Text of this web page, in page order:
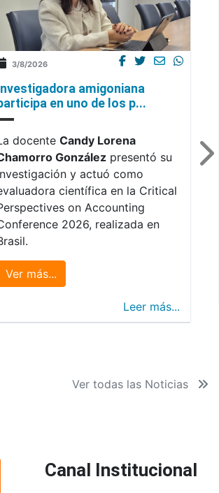
3/8/2026
amigoniana
en uno de los p...
docente Candy Lorena
Gonzálezpresentó su
y actuó como
científica en la Critical
on Accounting
2026, realizada en
Ver más...
Leer más...
Ver todas las Noticias
Canal Institucional